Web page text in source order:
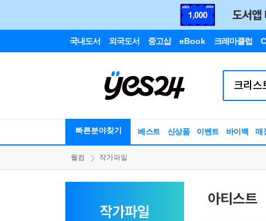
국내도서 외국도서 중고샵 eBook 크레마클럽
빠른분야찾기 베스트 신상품 이벤트 바이백 매
웰컴 작가파일
작가파일
아티스트